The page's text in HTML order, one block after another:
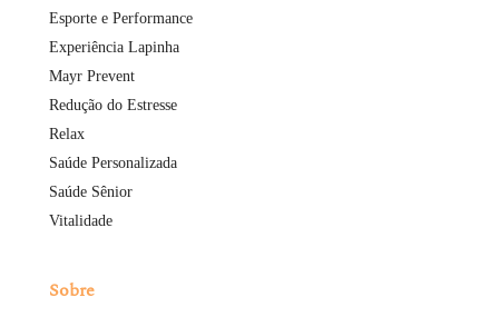
Esporte e Performance
Experiência Lapinha
Mayr Prevent
Redução do Estresse
Relax
Saúde Personalizada
Saúde Sênior
Vitalidade
Sobre